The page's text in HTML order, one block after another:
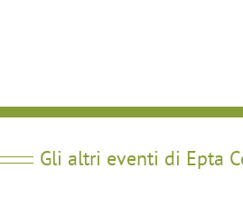
Gli altri eventi di Epta